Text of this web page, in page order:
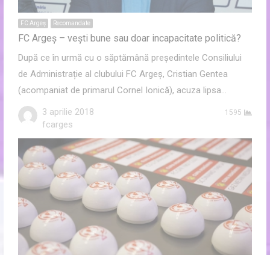
FC Argeș Recomandate
FC Argeș – vești bune sau doar incapacitate politică?
După ce în urmă cu o săptămână președintele Consiliului
de Administrație al clubului FC Argeș, Cristian Gentea
(acompaniat de primarul Cornel Ionică), acuza lipsa…
3 aprilie 2018
Author
fcarges
1595